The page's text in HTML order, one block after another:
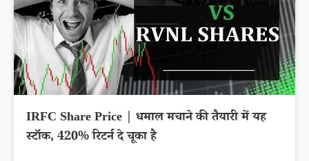
IRFC Share Price | धमाल मचाने की तैयारी में यह
स्टॉक, 420% रिटर्न दे चूका है